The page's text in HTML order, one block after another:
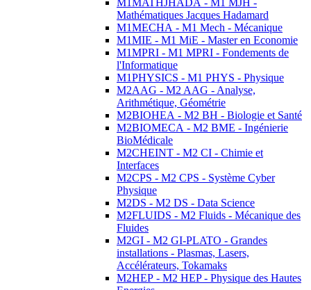
M1MATHJHADA - M1 MJH -
Mathématiques Jacques Hadamard
M1MECHA - M1 Mech - Mécanique
M1MIE - M1 MiE - Master en Economie
M1MPRI - M1 MPRI - Fondements de
l'Informatique
M1PHYSICS - M1 PHYS - Physique
M2AAG - M2 AAG - Analyse,
Arithmétique, Géométrie
M2BIOHEA - M2 BH - Biologie et Santé
M2BIOMECA - M2 BME - Ingénierie
BioMédicale
M2CHEINT - M2 CI - Chimie et
Interfaces
M2CPS - M2 CPS - Système Cyber
Physique
M2DS - M2 DS - Data Science
M2FLUIDS - M2 Fluids - Mécanique des
Fluides
M2GI - M2 GI-PLATO - Grandes
installations - Plasmas, Lasers,
Accélérateurs, Tokamaks
M2HEP - M2 HEP - Physique des Hautes